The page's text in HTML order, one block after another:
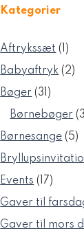
Kategorier
Aftrykssæt
1
vare
Babyaftryk 22
Bøger 31 31
Børnebøger
Børnesange 55
Events 1717
varer
Gaver til
Gaver til mors